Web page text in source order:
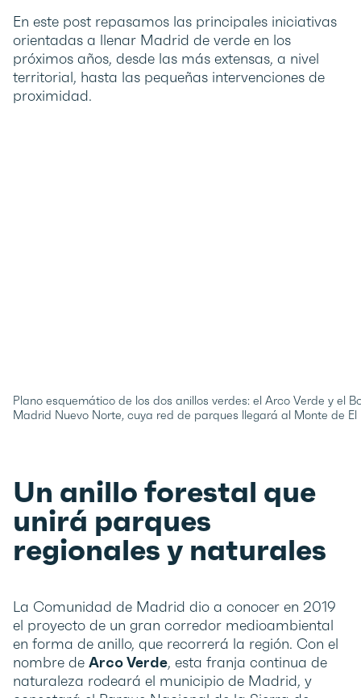
En este post repasamos las principales iniciativas
orientadas a llenar Madrid de verde en los
próximos años, desde las más extensas, a nivel
territorial, hasta las pequeñas intervenciones de
proximidad.
Plano esquemático de los dos anillos verdes: el Arco Verde y el
Madrid Nuevo Norte, cuya red de parques llegará al Monte de El
Un anillo forestal que
unirá parques
regionales y naturales
La Comunidad de Madrid dio a conocer en 2019
el proyecto de un gran corredor medioambiental
en forma de anillo, que recorrerá la región. Con el
nombre de Arco Verde, esta franja continua de
naturaleza rodeará el municipio de Madrid, y